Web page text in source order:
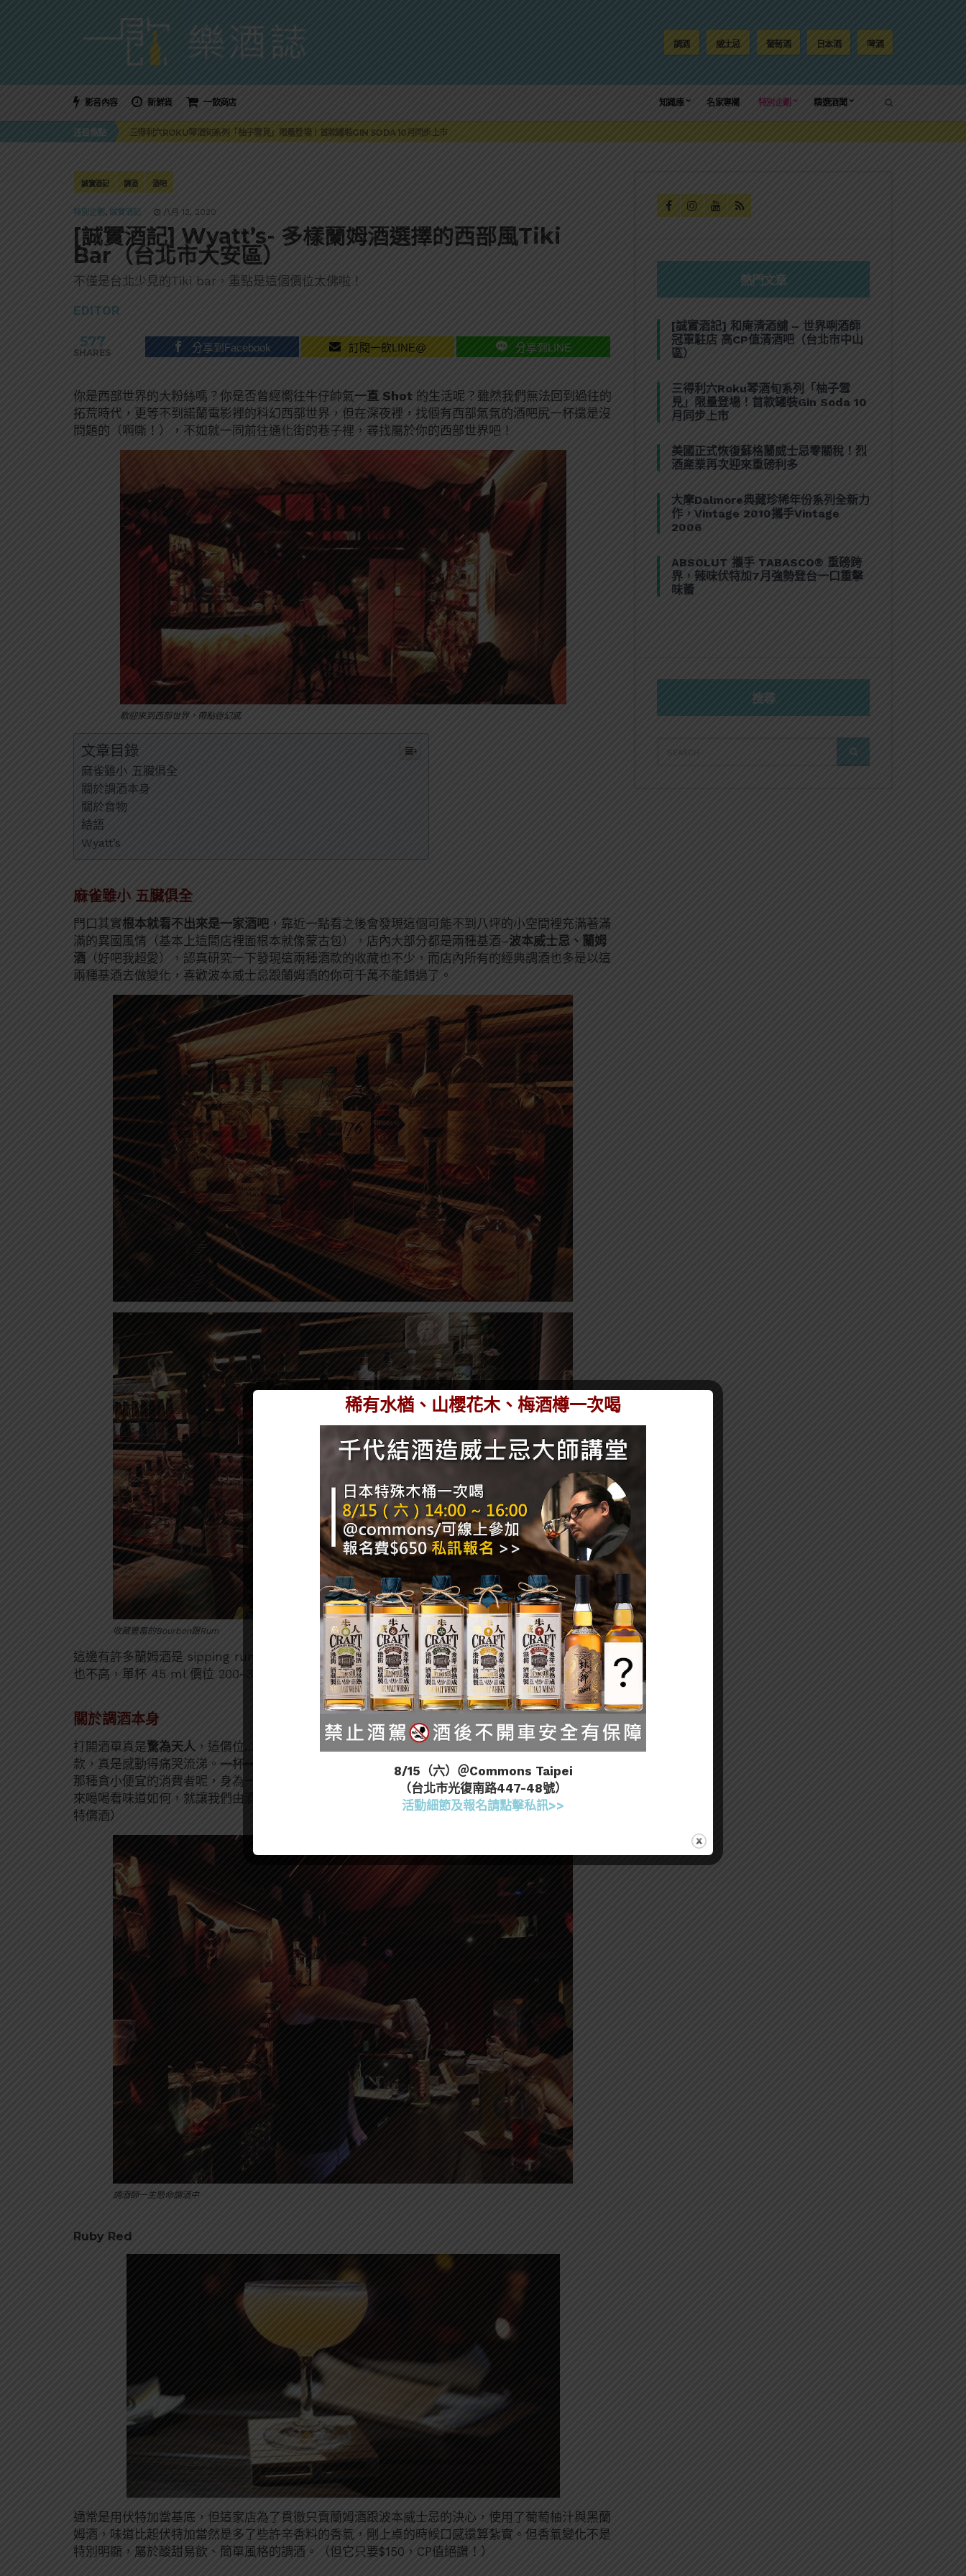
調酒 威士忌 葡萄酒 日本酒 啤酒
影音內容 新鮮貨 一飲商店 知識庫 名家專欄 特別企劃 精選酒聞
注目焦點
萬眾敲碗如期回歸！SUNMAI金色三麥3度攜手花蓮瓜農品牌「阿強西瓜」
三得利六ROKU琴酒旬系列「柚子雪見」限量登場！首款罐裝GIN SODA 10月同步上市
美國正式恢復蘇格蘭威士忌零關稅！烈酒產業再次迎來重磅利多
ABSOLUT 攜手 TABASCO® 重磅跨界，辣味伏特加7月強勢登台一口重擊味蕾
萬眾敲碗如期回歸！SUNMAI金色三麥3度攜手花蓮瓜農品牌「阿強西瓜」
三得利六ROKU琴酒旬系列「柚子雪見」限量登場！首款罐裝GIN SODA 10月同步上市
誠實酒記 調酒 酒吧
特別企劃 , 誠實酒記 八月 12, 2020
[誠實酒記] Wyatt’s- 多樣蘭姆酒選擇的西部風Tiki
Bar（台北市大安區）
不僅是台北少見的Tiki bar，重點是這個價位太佛啦！
EDITOR
577
SHARES 分享到Facebook 訂閱一飲LINE@ 分享到LINE
你是西部世界的大粉絲嗎？你是否曾經嚮往牛仔帥氣一直 Shot 的生活呢？雖然我們無法回到過往的
拓荒時代，更等不到諾蘭電影裡的科幻西部世界，但在深夜裡，找個有西部氣氛的酒吧尻一杯還是沒
問題的（啊嘶！），不如就一同前往通化街的巷子裡，尋找屬於你的西部世界吧！
歡迎來到西部世界，帶點迷幻感
文章目錄
麻雀雖小 五臟俱全
關於調酒本身
關於食物
結語
Wyatt’s
麻雀雖小 五臟俱全
門口其實根本就看不出來是一家酒吧 ，靠近一點看之後會發現這個可能不到八坪的小空間裡充滿著滿
滿的異國風情（基本上這間店裡面根本就像蒙古包），店內大部分都是兩種基酒–波本威士忌、蘭姆
酒 （好吧我超愛），認真研究一下發現這兩種酒款的收藏也不少，而店內所有的經典調酒也多是以這
兩種基酒去做變化，喜歡波本威士忌跟蘭姆酒的你可千萬不能錯過了。
收藏豐富的Bourbon跟Rum
這邊有許多蘭姆酒是 sipping rum，也就是純飲等級的陳年蘭姆酒，可以點單杯的方式消費，價格
也不高，單杯 45 ml 價位 200~300 左右，像是FourSquare、外交官…等Rum都可以喝到喔！
關於調酒本身
打開酒單真是驚為天人 ，這價位…好像有點佛心啊！如果你打開他們的粉絲專頁，還有當天的
款，真是感動得痛哭流涕。 一杯一百五的曼哈頓（Manhattan ）先給我來個四杯啊！
但我們才不是
那種貪小便宜的消費者呢，身為一個專業的品酒人士，便宜是一回事，味道如何又是另一件事了，先
來喝喝看味道如何，就讓我們由酒感淺入深開始喝起來吧！（但看著荷包還是不爭氣的點了兩杯150
特價酒）
調酒師一生懸命調酒中
Ruby Red
通常是用伏特加當基底，但這家店為了貫徹只賣蘭姆酒跟波本威士忌的決心，使用了葡萄柚汁與黑蘭
姆酒，味道比起伏特加當然是多了些許辛香料的香氣，剛上桌的時候口感還算紮實。但香氣變化不是
特別明顯，屬於酸甜易飲、簡單風格的調酒。（但它只要$150，CP值絕讚！）
熱門文章
[誠實酒記] 和庵清酒舖 – 世界唎酒師
冠軍駐店 高CP值清酒吧（台北市中山
區）
三得利六Roku琴酒旬系列「柚子雪
見」限量登場！首款罐裝Gin Soda 10
月同步上市
美國正式恢復蘇格蘭威士忌零關稅！烈
酒產業再次迎來重磅利多
大摩Dalmore典藏珍稀年份系列全新力
作，Vintage 2010攜手Vintage
2006
ABSOLUT 攜手 TABASCO® 重磅跨
界，辣味伏特加7月強勢登台一口重擊
味蕾
搜尋
FOR:
SEARCH
稀有水楢、山櫻花木、梅酒樽一次喝
8/15（六）＠Commons Taipei
（台北市光復南路447-48號）
活動細節及報名請點擊私訊>>